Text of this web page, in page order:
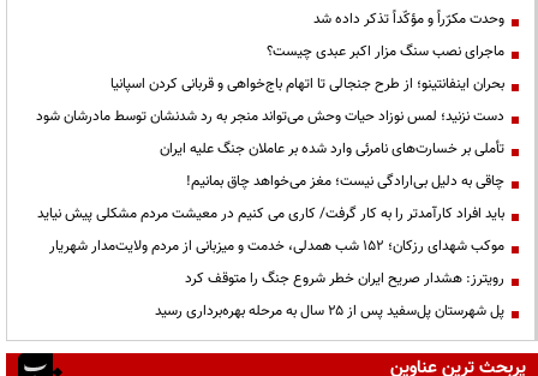
وحدت مکرّراً و مؤکّداً تذکر داده شد
ماجرای نصب سنگ مزار اکبر عبدی چیست؟
بحران اینفانتینو؛ از طرح جنجالی تا اتهام باج‌خواهی و قربانی کردن اسپانیا
دست نزنید؛ لمس نوزاد حیات وحش می‌تواند منجر به رد شدنشان توسط مادرشان شود
تأملی بر خسارت‌های نامرئی وارد شده بر عاملان جنگ علیه ایران
چاقی به دلیل بی‌ارادگی نیست؛ مغز می‌خواهد چاق بمانیم!
باید افراد کارآمدتر را به کار گرفت/ کاری می کنیم در معیشت مردم مشکلی پیش نیاید
موکب شهدای رزکان؛ ۱۵۲ شب همدلی، خدمت و میزبانی از مردم ولایت‌مدار شهریار
رویترز: هشدار صریح ایران خطر شروع جنگ را متوقف کرد
پل شهرستان پل‌سفید پس از ۲۵ سال به مرحله بهره‌برداری رسید
پربحث ترین عناوین